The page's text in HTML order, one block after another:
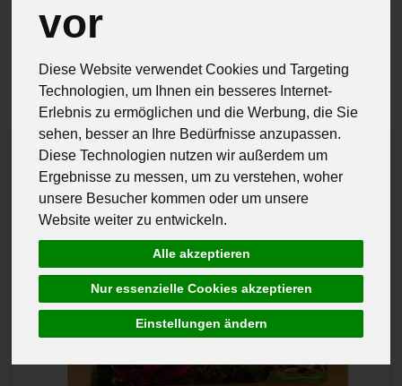
vor
Diese Website verwendet Cookies und Targeting
Technologien, um Ihnen ein besseres Internet-
Erlebnis zu ermöglichen und die Werbung, die Sie
sehen, besser an Ihre Bedürfnisse anzupassen.
Diese Technologien nutzen wir außerdem um
Ergebnisse zu messen, um zu verstehen, woher
unsere Besucher kommen oder um unsere
Website weiter zu entwickeln.
Alle akzeptieren
Nur essenzielle Cookies akzeptieren
Einstellungen ändern